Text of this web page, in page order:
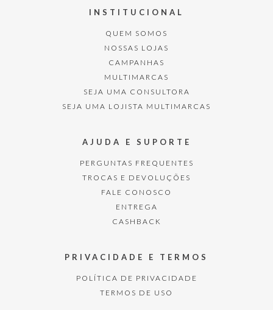
INSTITUCIONAL
QUEM SOMOS
NOSSAS LOJAS
CAMPANHAS
MULTIMARCAS
SEJA UMA CONSULTORA
SEJA UMA LOJISTA MULTIMARCAS
AJUDA E SUPORTE
PERGUNTAS FREQUENTES
TROCAS E DEVOLUÇÕES
FALE CONOSCO
ENTREGA
CASHBACK
PRIVACIDADE E TERMOS
POLÍTICA DE PRIVACIDADE
TERMOS DE USO